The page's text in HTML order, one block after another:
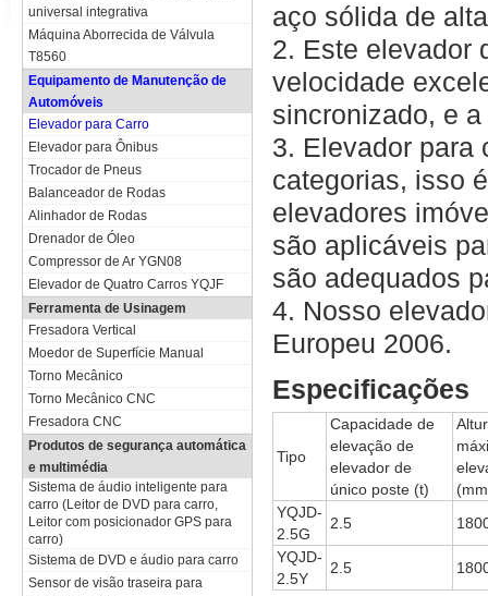
universal integrativa
Máquina Aborrecida de Válvula
T8560
Equipamento de Manutenção de
Automóveis
Elevador para Carro
Elevador para Ônibus
Trocador de Pneus
Balanceador de Rodas
Alinhador de Rodas
Drenador de Óleo
Compressor de Ar YGN08
Elevador de Quatro Carros YQJF
Ferramenta de Usinagem
Fresadora Vertical
Moedor de Superfície Manual
Torno Mecânico
Torno Mecânico CNC
Fresadora CNC
Produtos de segurança automática
e multimédia
Sistema de áudio inteligente para
carro (Leitor de DVD para carro,
Leitor com posicionador GPS para
carro)
Sistema de DVD e áudio para carro
Sensor de visão traseira para
aço sólida de
2. Este elevador
velocidade
sincronizado, e
3. Elevador para
categorias, isso
elevadores
são aplicáveis
são adequados
4. Nosso
Europeu 2006.
Especificações
Tipo
Capacidade de
elevação de
elevador de
único poste (t)
YQJD-
2.5G
2.5
YQJD-
2.5Y
2.5